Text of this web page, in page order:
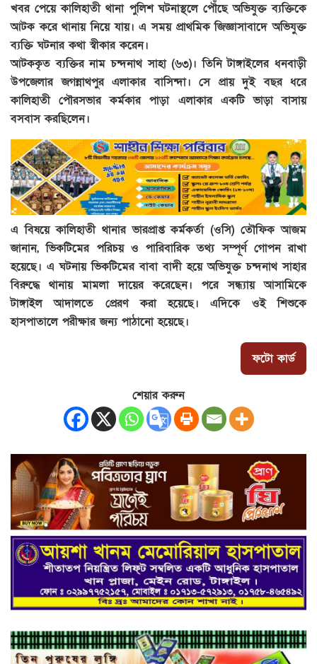
খবর পেয়ে কালিহাতী থানা পুলিশ ঘটনাস্থলে পৌঁছে অভিযুক্ত ব্যক্তিকে
আটক করে থানায় নিয়ে যায়। এ সময় প্রাথমিক জিজ্ঞাসাবাদে অভিযুক্ত
ব্যক্তি ঘটনার কথা স্বীকার করেন।
আটককৃত ব্যক্তির নাম চন্দনাথ সাহা (৬৩)। তিনি টাঙ্গাইলের ধনবাড়ী
উপজেলার জগন্নাথপুর এলাকার বাসিন্দা। সে প্রায় দুই বছর ধরে
কালিহাতী পৌরসভার কর্মকার পাড়া এলাকার একটি ভাড়া বাসায়
বসবাস করছিলেন।
এ বিষয়ে কালিহাতী থানার ভারপ্রাপ্ত কর্মকর্তা (ওসি) তৌফিক আজম
জানান, ভিকটিমের পরিচয় ও পারিবারিক তথ্য সম্পূর্ণ গোপন রাখা
হয়েছে। এ ঘটনায় ভিকটিমের বাবা বাদী হয়ে অভিযুক্ত চন্দনাথ সাহার
বিরুদ্ধে থানায় মামলা দায়ের করেছেন। পরে সন্ধ্যায় আসামিকে
টাঙ্গাইল আদালতে প্রেরণ করা হয়েছে। এদিকে ওই শিশুকে
হাসপাতালে পরীক্ষার জন্য পাঠানো হয়েছে।
ফটো কার্ড
শেয়ার করুন